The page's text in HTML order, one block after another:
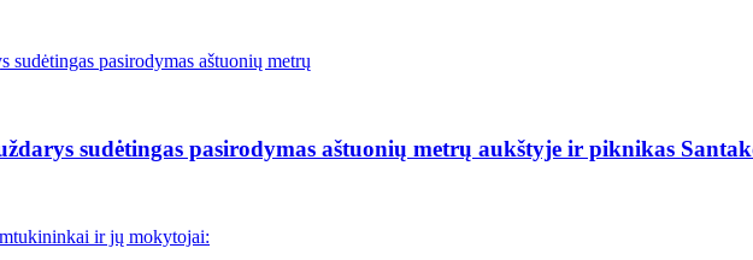
sudėtingas pasirodymas aštuonių metrų aukštyje ir piknikas